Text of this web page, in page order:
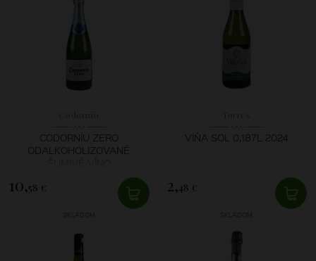
CODORNÍU ZERO
ODALKOHOLIZOVANÉ
10,58 €
SKLADOM
VIŇA SOL 0,187L 2024
2,48 €
SKLADOM